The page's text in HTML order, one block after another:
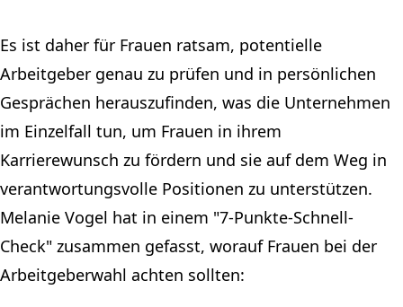
Es ist daher für Frauen ratsam, potentielle
Arbeitgeber genau zu prüfen und in persönlichen
Gesprächen herauszufinden, was die Unternehmen
im Einzelfall tun, um Frauen in ihrem
Karrierewunsch zu fördern und sie auf dem Weg in
verantwortungsvolle Positionen zu unterstützen.
Melanie Vogel hat in einem "7-Punkte-Schnell-
Check" zusammen gefasst, worauf Frauen bei der
Arbeitgeberwahl achten sollten: